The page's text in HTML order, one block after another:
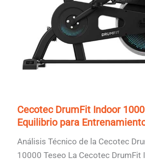
Cecotec DrumFit Indoor
Equilibrio para
Análisis Técnico de la Cecotec
10000 Teseo La Cecotec